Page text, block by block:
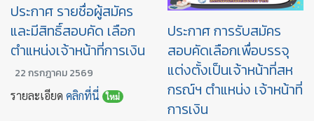
ประกาศ รายชื่อผู้สมัคร
และมีสิทธิ์สอบคัด เลือก
ตำแหน่งเจ้าหน้าที่การเงิน
22 กรกฎาคม 2569
รายละเอียด คลิกที่นี่ ใหม่
ประกาศ การรับสมัคร
สอบคัดเลือกเพื่อบรรจุ
แต่งตั้งเป็นเจ้าหน้าที่สห
กรณ์ฯ ตำแหน่ง เจ้าหน้าที่
การเงิน